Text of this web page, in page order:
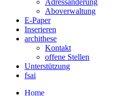
Adressänderung
Aboverwaltung
E-Paper
Inserieren
archithese
Kontakt
offene Stellen
Unterstützung
fsai
Home